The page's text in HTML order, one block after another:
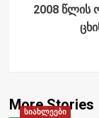
2008 წლის
More Stories
სიახლეები